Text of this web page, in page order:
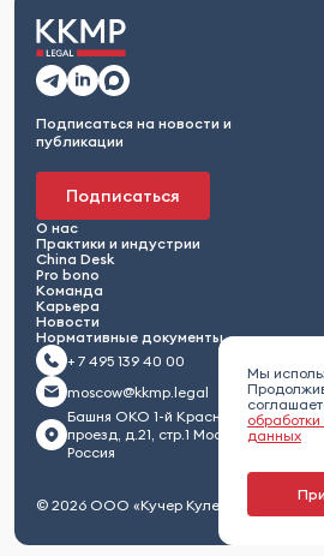
Мы
данных
Подписаться на новости и
публикации
Подписаться
О нас
Практики и индустрии
China Desk
Pro bono
Команда
Карьера
Новости
Нормативные документы
+ 7 495 139 40 00
moscow@kkmp.legal
Башня ОКО 1-й Красногвардейский
проезд, д.21, стр.1 Москва 123112,
Россия
© 2026 ООО «Кучер Кулешов